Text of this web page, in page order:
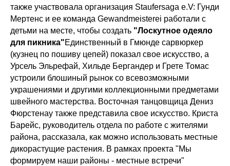
также участвовала организация Staufersaga e.V: Гунди
Мертенс и ее команда Gewandmeisterei работали с
детьми на месте, чтобы создать "Лоскутное одеяло
для пикника"Единственный в Гмюнде сарвюркер
(кузнец по пошиву цепей) показал свое искусство, а
Урсель Эльрефай, Хильде Бергандер и Грете Томас
устроили блошиный рынок со всевозможными
украшениями и другими коллекционными предметами
швейного мастерства. Восточная танцовщица Дениз
Фюрстенау также представила свое искусство. Криста
Барейс, руководитель отдела по работе с жителями
района, рассказала, как можно использовать местные
дикорастущие растения. В рамках проекта "Мы
формируем наши районы - местные встречи"